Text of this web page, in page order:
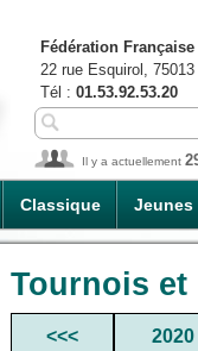
Classique Jeunes
Fédération
22 rue Esquirol,
Tél : 01.53.92.53.20
Il y a actuellement
Tournois
<<< 2020